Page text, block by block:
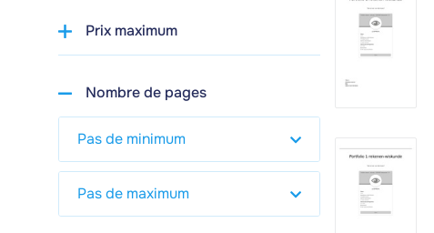
Prix maximum
Nombre de pages